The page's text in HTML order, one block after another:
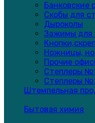
Банковские
Скобы для
Дыроколы
Зажимы для
Ножницы,
Прочие
Степлеры
Степлеры
Штемпельная
Бытовая химия